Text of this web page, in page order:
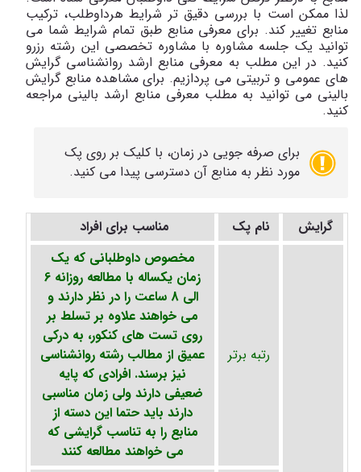
لذا ممکن است با بررسی دقیق تر شرایط هرداوطلب، ترکیب
منابع تغییر کند. برای معرفی منابع طبق تمام شرایط شما می
توانید یک جلسه مشاوره با مشاوره تخصصی این رشته رزرو
کنید. در این مطلب به معرفی منابع ارشد روانشناسی گرایش
های عمومی و تربیتی می پردازیم. برای مشاهده منابع گرایش
بالینی می توانید به مطلب معرفی منابع ارشد بالینی مراجعه
کنید.
برای صرفه جویی در زمان، با کلیک بر روی پک
مورد نظر به منابع آن دسترسی پیدا می کنید.
گرایش نام پک مناسب برای افراد
رتبه برتر
مخصوص داوطلبانی که یک
زمان یکساله با مطالعه روزانه 6
الی 8 ساعت را در نظر دارند و
می خواهند علاوه بر تسلط بر
روی تست های کنکور، به درکی
عمیق از مطالب رشته روانشناسی
نیز برسند. افرادی که پایه
ضعیفی دارند ولی زمان مناسبی
دارند باید حتما این دسته از
منابع را به تناسب گرایشی که
می خواهند مطالعه کنند